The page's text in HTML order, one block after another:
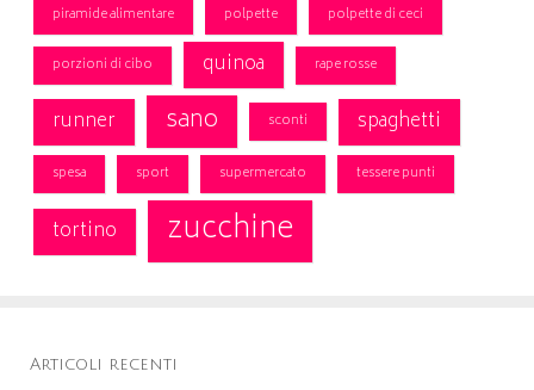
piramide alimentare polpette polpette di ceci
porzioni di cibo quinoa rape rosse
runner sano sconti spaghetti
spesa sport supermercato tessere punti
tortino zucchine
Articoli recenti